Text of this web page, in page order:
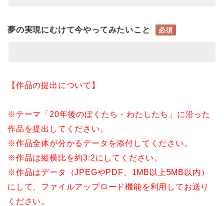
夢の実現にむけて今やってみたいこと 必須
【作品の提出について】
※テーマ「20年後のぼくたち・わたしたち」に沿った
作品を提出してください。
※作品全体が分かるデータを添付してください。
※作品は縦横比を約3:2にしてください。
※作品はデータ（JPEGやPDF、1MB以上5MB以内）
にして、ファイルアップロード機能を利用してお送り
ください。